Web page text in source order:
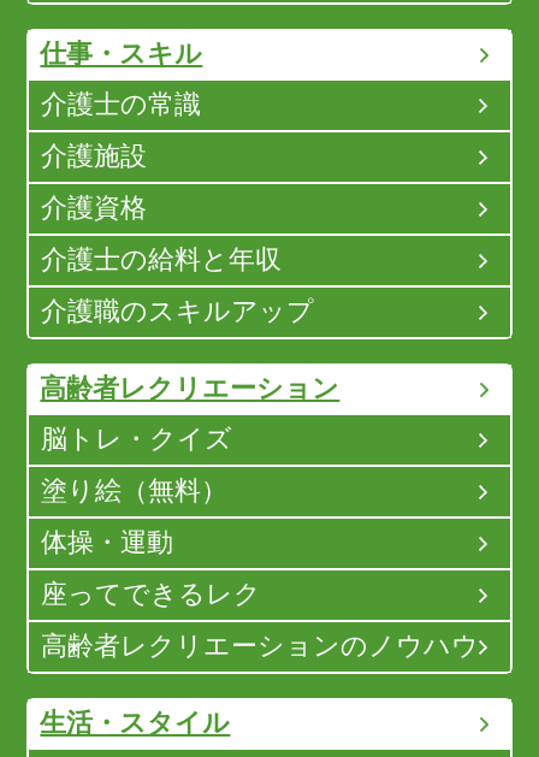
仕事・スキル
介護士の常識
介護施設
介護資格
介護士の給料と年収
介護職のスキルアップ
高齢者レクリエーション
脳トレ・クイズ
塗り絵（無料）
体操・運動
座ってできるレク
高齢者レクリエーションのノウハウ
生活・スタイル